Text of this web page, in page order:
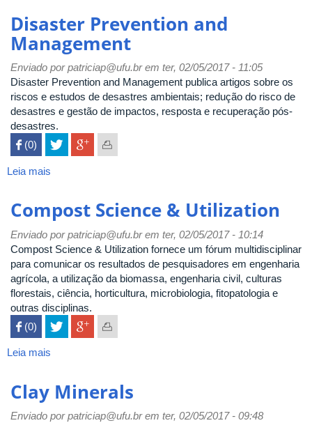
Disaster Prevention and
Management
Enviado porpatriciap@ufu.brem ter, 02/05/2017 - 11:05
Disaster Prevention and Management publica artigos sobre os
riscos e estudos de desastres ambientais; redução do risco de
desastres e gestão de impactos, resposta e recuperação pós-
desastres.
 (0)
Leia mais
and
Management
Compost Science & Utilization
Enviado porpatriciap@ufu.brem ter, 02/05/2017 - 10:14
Compost Science & Utilization fornece um fórum multidisciplinar
para comunicar os resultados de pesquisadores em engenharia
agrícola, a utilização da biomassa, engenharia civil, culturas
florestais, ciência, horticultura, microbiologia, fitopatologia e
outras disciplinas.
 (0)
Leia mais
&
Utilization
Clay Minerals
Enviado porpatriciap@ufu.brem ter, 02/05/2017 - 09:48